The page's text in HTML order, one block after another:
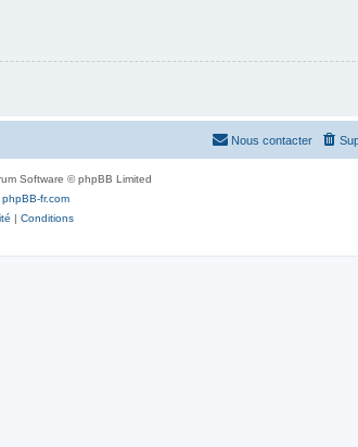
Nous contacter
Software © phpBB Limited
phpBB-fr.com
| Conditions